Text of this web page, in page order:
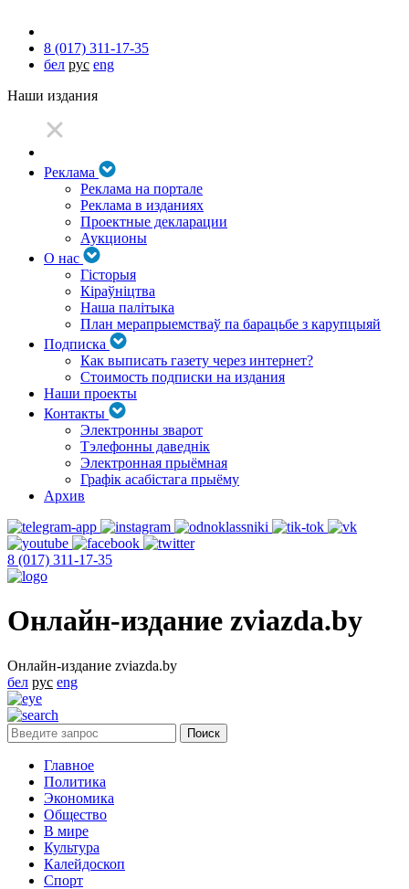
8 (017) 311-17-35
бел рус eng
Наши издания
Реклама
Реклама на портале
Реклама в изданиях
Проектные декларации
Аукционы
О нас
Гісторыя
Кіраўніцтва
Наша палітыка
План мерапрыемстваў па барацьбе з карупцыяй
Подписка
Как выписать газету через интернет?
Стоимость подписки на издания
Наши проекты
Контакты
Электронны зварот
Тэлефонны даведнік
Электронная прыёмная
Графік асабістага прыёму
Архив
8 (017) 311-17-35
Онлайн-издание zviazda.by
Онлайн-издание zviazda.by
бел рус eng
Главное
Политика
Экономика
Общество
В мире
Культура
Калейдоскоп
Спорт